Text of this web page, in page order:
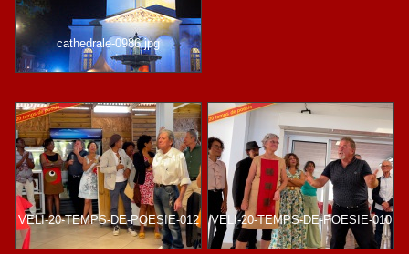
cathedrale-0986.jpg
VELI-20-TEMPS-DE-POESIE-012 VELI-20-TEMPS-DE-POESIE-010